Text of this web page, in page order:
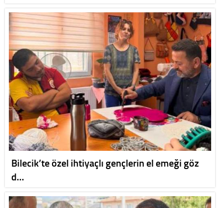
Bilecik’te özel ihtiyaçlı gençlerin el emeği göz
d…